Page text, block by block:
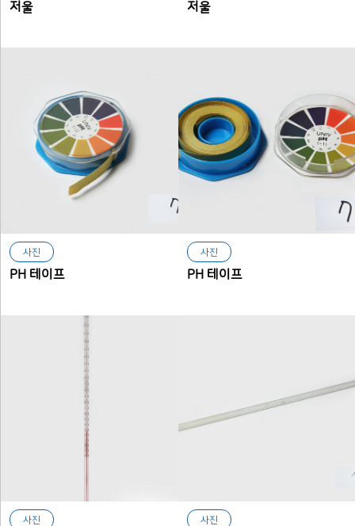
저울 저울
사진
PH 테이프
사진
PH 테이프
사진 사진